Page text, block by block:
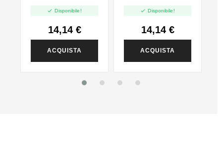
Vape Shot 20ml
 Disponibile!
14,14 €
ACQUISTA
Aroma Shot 20ml
 Disponibile!
14,14 €
ACQUISTA